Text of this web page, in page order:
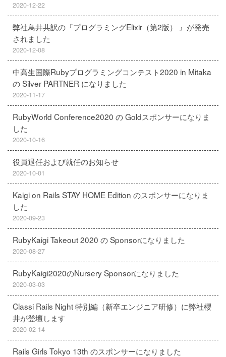
2020-12-22
弊社鳥井共訳の『プログラミングElixir（第2版） 』が発売
されました
2020-12-08
中高生国際Rubyプログラミングコンテスト2020 in Mitaka
の Silver PARTNER になりました
2020-11-17
RubyWorld Conference2020 の Goldスポンサーになりま
した
2020-10-16
役員退任および就任のお知らせ
2020-10-01
Kaigi on Rails STAY HOME Edition のスポンサーになりま
した
2020-09-23
RubyKaigi Takeout 2020 の Sponsorになりました
2020-08-27
RubyKaigi2020のNursery Sponsorになりました
2020-03-03
Classi Rails Night 特別編（新卒エンジニア研修）に弊社櫻
井が登壇します
2020-02-14
Rails Girls Tokyo 13th のスポンサーになりました